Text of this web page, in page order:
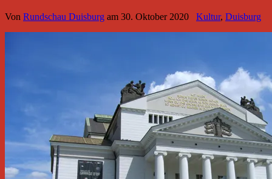
Von Rundschau Duisburg am 30. Oktober 2020 Kultur, Duisburg